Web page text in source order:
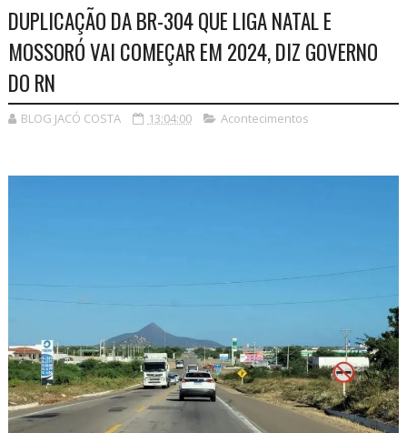
DUPLICAÇÃO DA BR-304 QUE LIGA NATAL E
MOSSORÓ VAI COMEÇAR EM 2024, DIZ GOVERNO
DO RN
BLOG JACÓ COSTA 13:04:00 Acontecimentos